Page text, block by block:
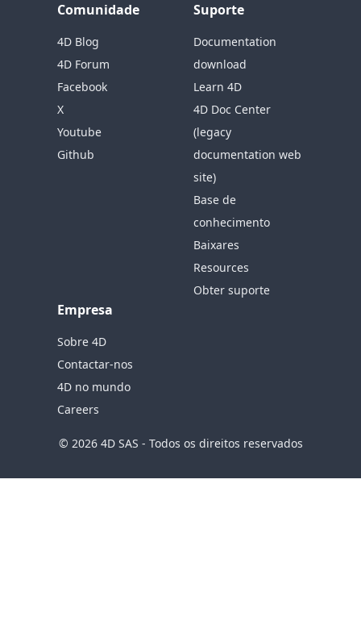
Comunidade
4D Blog
4D Forum
Facebook
X
Youtube
Github
Suporte
Documentation
download
Learn 4D
4D Doc Center
(legacy
documentation web
site)
Base de
conhecimento
Baixares
Resources
Obter suporte
Empresa
Sobre 4D
Contactar-nos
4D no mundo
Careers
© 2026 4D SAS - Todos os direitos reservados